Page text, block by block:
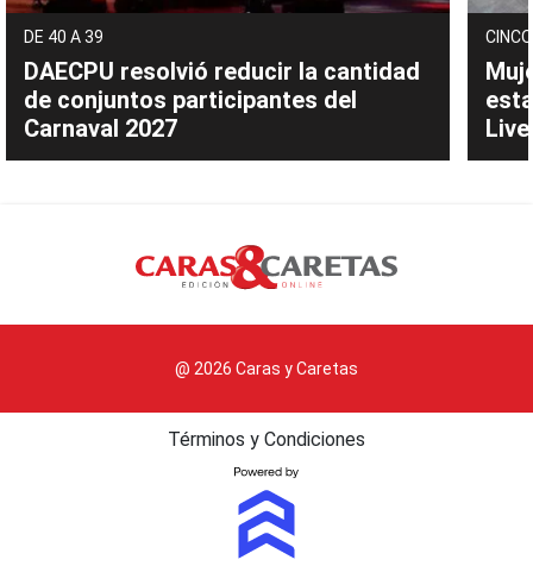
DE 40 A 39
DAECPU resolvió reducir la cantidad
de conjuntos participantes del
Carnaval 2027
@ 2026 Caras y Caretas
Términos y Condiciones